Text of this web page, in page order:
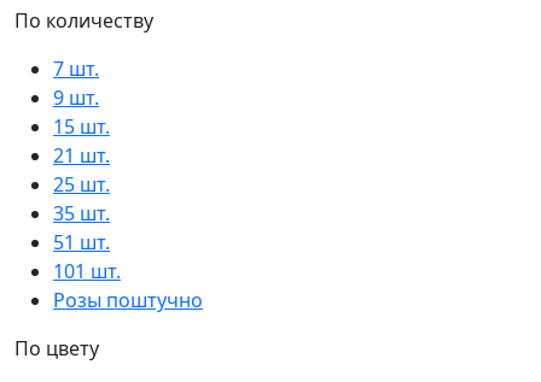
По количеству
7 шт.
9 шт.
15 шт.
21 шт.
25 шт.
35 шт.
51 шт.
101 шт.
Розы поштучно
По цвету